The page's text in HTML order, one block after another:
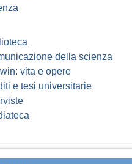
della scienza
vita e opere
e tesi universitarie